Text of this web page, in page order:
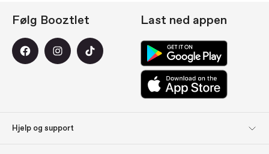
Hjelp og support
Følg Booztlet Last ned appen